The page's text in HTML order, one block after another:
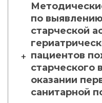
по
старческой
пациентов
старческого
оказании
санитарной